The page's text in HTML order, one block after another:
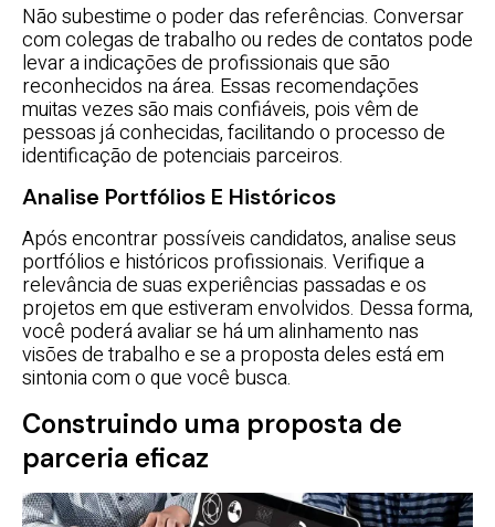
Não subestime o poder das referências. Conversar
com colegas de trabalho ou redes de contatos pode
levar a indicações de profissionais que são
reconhecidos na área. Essas recomendações
muitas vezes são mais confiáveis, pois vêm de
pessoas já conhecidas, facilitando o processo de
identificação de potenciais parceiros.
Analise Portfólios E Históricos
Após encontrar possíveis candidatos, analise seus
portfólios e históricos profissionais. Verifique a
relevância de suas experiências passadas e os
projetos em que estiveram envolvidos. Dessa forma,
você poderá avaliar se há um alinhamento nas
visões de trabalho e se a proposta deles está em
sintonia com o que você busca.
Construindo uma proposta de
parceria eficaz